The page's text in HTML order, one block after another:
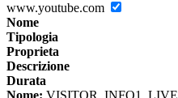
www.youtube.com
Nome
Tipologia
Proprieta
Descrizione
Durata